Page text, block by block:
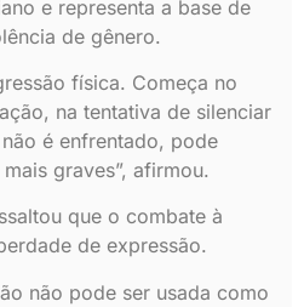
e representa a base de
de gênero.
física. Começa no
na tentativa de silenciar
é enfrentado, pode
graves”, afirmou.
que o combate à
de expressão.
não pode ser usada como